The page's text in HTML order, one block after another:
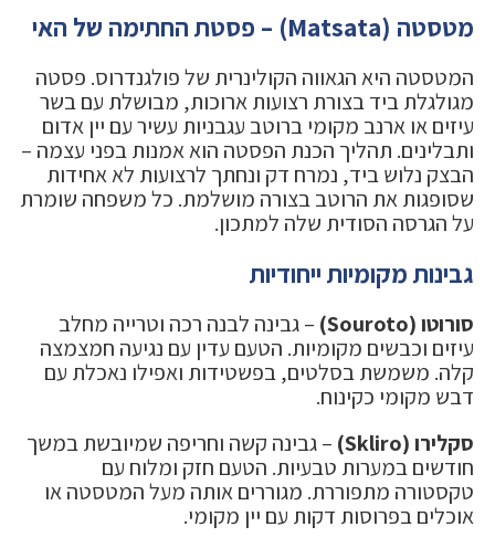
מטסטה (Matsata) – פסטת החתימה של האי
המטסטה היא הגאווה הקולינרית של פולגנדרוס. פסטה
מגולגלת ביד בצורת רצועות ארוכות, מבושלת עם בשר
עיזים או ארנב מקומי ברוטב עגבניות עשיר עם יין אדום
ותבלינים. תהליך הכנת הפסטה הוא אמנות בפני עצמה –
הבצק נלוש ביד, נמרח דק ונחתך לרצועות לא אחידות
שסופגות את הרוטב בצורה מושלמת. כל משפחה שומרת
על הגרסה הסודית שלה למתכון.
גבינות מקומיות ייחודיות
סורוטו (Souroto)
– גבינה לבנה רכה וטרייה מחלב
עיזים וכבשים מקומיות. הטעם עדין עם נגיעה חמצמצה
קלה. משמשת בסלטים, בפשטידות ואפילו נאכלת עם
דבש מקומי כקינוח.
סקלירו (Skliro)
– גבינה קשה וחריפה שמיובשת במשך
חודשים במערות טבעיות. הטעם חזק ומלוח עם
טקסטורה מתפוררת. מגוררים אותה מעל המטסטה או
אוכלים בפרוסות דקות עם יין מקומי.